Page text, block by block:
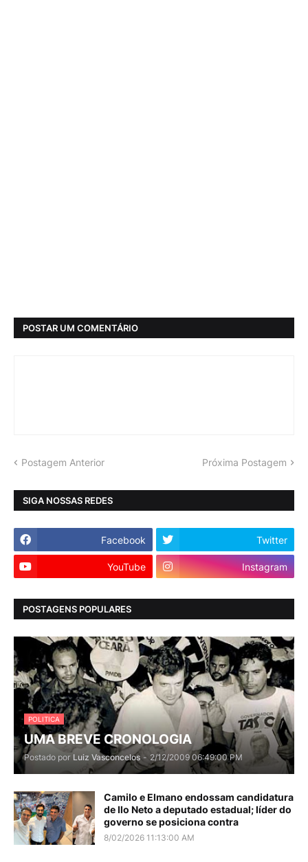
POSTAR UM COMENTÁRIO
Postagem Anterior Próxima Postagem
SIGA NOSSAS REDES
Facebook Twitter
YouTube Instagram
POSTAGENS POPULARES
POLITICA
UMA BREVE CRONOLOGIA
Postado por Luiz Vasconcelos - 2/12/2009 06:49:00 PM
Camilo e Elmano endossam candidatura
de Ilo Neto a deputado estadual; líder do
governo se posiciona contra
8/02/2026 11:13:00 AM